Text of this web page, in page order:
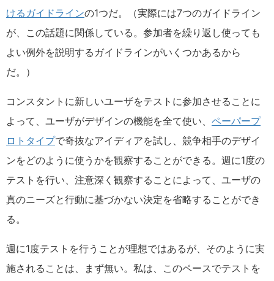
けるガイドラインの1つだ。（実際には7つのガイドライン
が、この話題に関係している。参加者を繰り返し使っても
よい例外を説明するガイドラインがいくつかあるから
だ。）
コンスタントに新しいユーザをテストに参加させることに
よって、ユーザがデザインの機能を全て使い、 ペーパープ
ロトタイプで奇抜なアイディアを試し、競争相手のデザイ
ンをどのように使うかを観察することができる。週に1度の
テストを行い、注意深く観察することによって、ユーザの
真のニーズと行動に基づかない決定を省略することができ
る。
週に1度テストを行うことが理想ではあるが、そのように実
施されることは、まず無い。私は、このペースでテストを